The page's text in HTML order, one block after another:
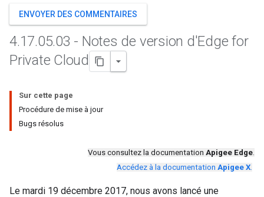
ENVOYER DES COMMENTAIRES
4.17.05.03 - Notes de version d'Edge for
Private Cloud
Sur cette page
Procédure de mise à jour
Bugs résolus
Vous consultez la documentation Apigee Edge.
Accédez à la documentation Apigee X.
Le mardi 19 décembre 2017, nous avons lancé une